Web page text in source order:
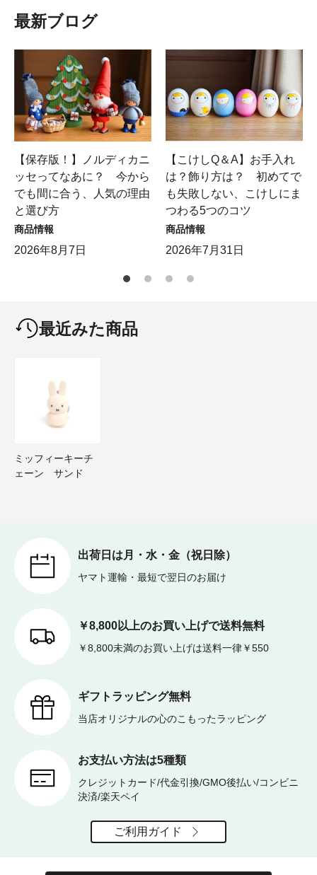
最新ブログ
【保存版！】ノルディカニ
ッセってなあに？ 今から
でも間に合う、人気の理由
と選び方
商品情報
2026年8月7日
【こけしQ＆A】お手入れ
は？飾り方は？ 初めてで
も失敗しない、こけしにま
つわる5つのコツ
商品情報
2026年7月31日
最近みた商品
ミッフィーキーチ
ェーン サンド
出荷日は月・水・金（祝日除）
ヤマト運輸・最短で翌日のお届け
￥8,800以上のお買い上げで送料無料
￥8,800未満のお買い上げは送料一律￥550
ギフトラッピング無料
当店オリジナルの心のこもったラッピング
お支払い方法は5種類
クレジットカード/代金引換/GMO後払い/コンビニ
決済/楽天ペイ
ご利用ガイド